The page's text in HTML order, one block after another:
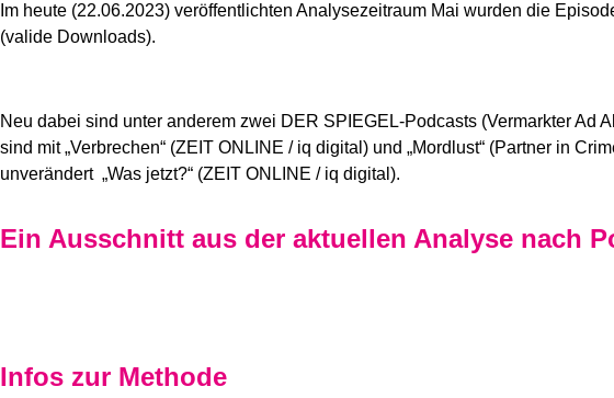
Im heute (22.06.2023) veröffentlichten Analysezeitraum Mai wurden die
(valide Downloads).
Neu dabei sind unter anderem zwei DER SPIEGEL-Podcasts (Vermarkter
sind mit „Verbrechen“ (ZEIT ONLINE / iq digital) und „Mordlust“ (Partner in
unverändert „Was jetzt?“ (ZEIT ONLINE / iq digital).
Ein Ausschnitt aus der aktuellen Analyse nach
Infos zur Methode